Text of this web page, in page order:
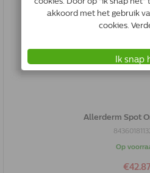
Allerderm Spot
Op
€42.87